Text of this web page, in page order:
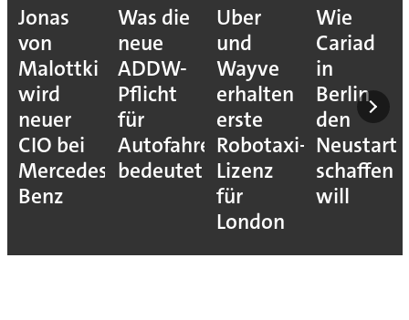
Jonas
von
Malottki
wird
neuer
CIO bei
Mercedes-
Benz
Was die
neue
ADDW-
Pflicht
für
Autofahrer
bedeutet
Uber
und
Wayve
erhalten
erste
Robotaxi-
Lizenz
für
London
Wie
Cariad
in
Berlin
den
Neustart
schaffen
will